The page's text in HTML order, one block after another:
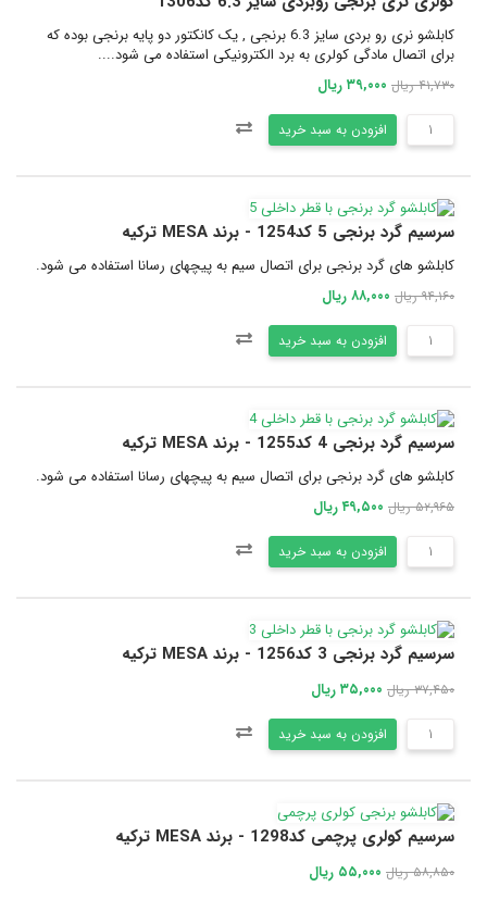
کابلشو نری رو بردی سایز 6.3 برنجی , یک کانکتور دو پایه برنجی بوده که
برای اتصال مادگی کولری به برد الکترونیکی استفاده می شود....
۴۱,۷۳۰ ریال ۳۹,۰۰۰ ریال
افزودن به سبد خرید
سرسیم گرد برنجی 5 کد1254 - برند MESA ترکیه
کابلشو های گرد برنجی برای اتصال سیم به پیچهای رسانا استفاده می شود.
۹۴,۱۶۰ ریال ۸۸,۰۰۰ ریال
افزودن به سبد خرید
سرسیم گرد برنجی 4 کد1255 - برند MESA ترکیه
کابلشو های گرد برنجی برای اتصال سیم به پیچهای رسانا استفاده می شود.
۵۲,۹۶۵ ریال ۴۹,۵۰۰ ریال
افزودن به سبد خرید
سرسیم گرد برنجی 3 کد1256 - برند MESA ترکیه
۳۷,۴۵۰ ریال ۳۵,۰۰۰ ریال
افزودن به سبد خرید
سرسیم کولری پرچمی کد1298 - برند MESA ترکیه
۵۸,۸۵۰ ریال ۵۵,۰۰۰ ریال